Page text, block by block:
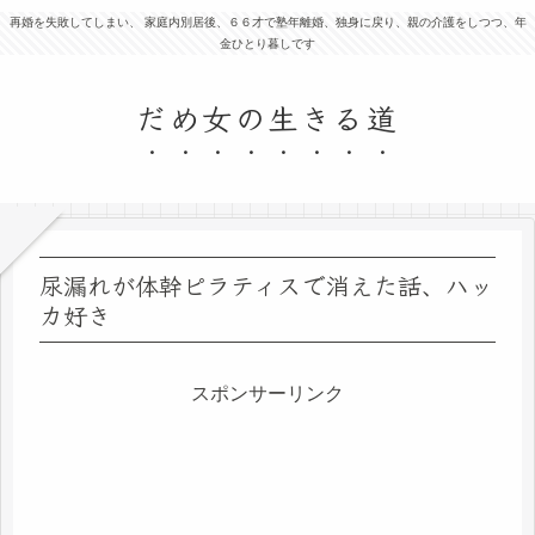
再婚を失敗してしまい、 家庭内別居後、６６才で塾年離婚、独身に戻り、親の介護をしつつ、年
金ひとり暮しです
だめ女の生きる道
尿漏れが体幹ピラティスで消えた話、ハッ
カ好き
スポンサーリンク